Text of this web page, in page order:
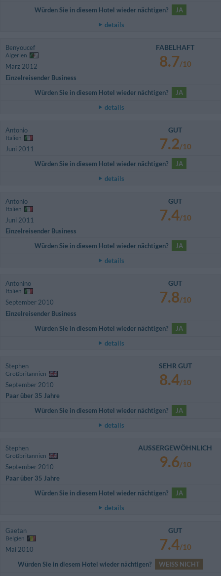
Würden Sie in diesem Hotel wieder nächtigen?
JA
details
Benyoucef
Algerien
März 2012
Einzelreisender Business
FABELHAFT
8.7/10
Würden Sie in diesem Hotel wieder nächtigen?
JA
details
Antonio
Italien
Juni 2011
GUT
7.2/10
Würden Sie in diesem Hotel wieder nächtigen?
JA
details
Antonio
Italien
Juni 2011
Einzelreisender Business
GUT
7.4/10
Würden Sie in diesem Hotel wieder nächtigen?
JA
details
Antonino
Italien
September 2010
Einzelreisender Business
GUT
7.8/10
Würden Sie in diesem Hotel wieder nächtigen?
JA
details
Stephen
Großbritannien
September 2010
Paar über 35 Jahre
SEHR GUT
8.4/10
Würden Sie in diesem Hotel wieder nächtigen?
JA
details
Stephen
Großbritannien
September 2010
Paar über 35 Jahre
AUSSERGEWÖHNLICH
9.6/10
Würden Sie in diesem Hotel wieder nächtigen?
JA
details
Gaetan
Belgien
Mai 2010
GUT
7.4/10
Würden Sie in diesem Hotel wieder nächtigen?
WEISS NICHT